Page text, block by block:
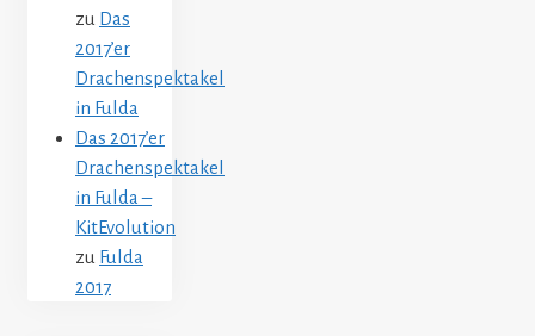
zu Das
2017’er
Drachenspektakel
in Fulda
Das 2017’er
Drachenspektakel
in Fulda –
KitEvolution
zu Fulda
2017